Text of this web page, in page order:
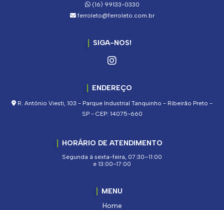
(16) 99133-0330
ferroleto@ferroleto.com.br
SIGA-NOS!
ENDEREÇO
R. Antônio Viesti, 103 - Parque Industrial Tanquinho - Ribeirão Preto -
SP - CEP: 14075-660
HORÁRIO DE ATENDIMENTO
Segunda à sexta-feira, 07:30–11:00
e 13:00-17:00
MENU
Home